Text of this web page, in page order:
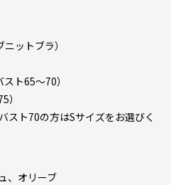
ットブラ）
ト65〜70）
）
ト70の方はSサイズをお選びく
、オリーブ